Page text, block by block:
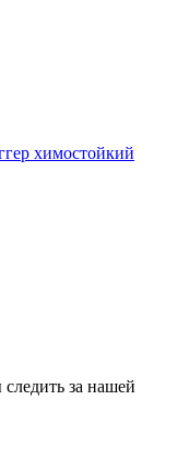
химостойкий
за нашей